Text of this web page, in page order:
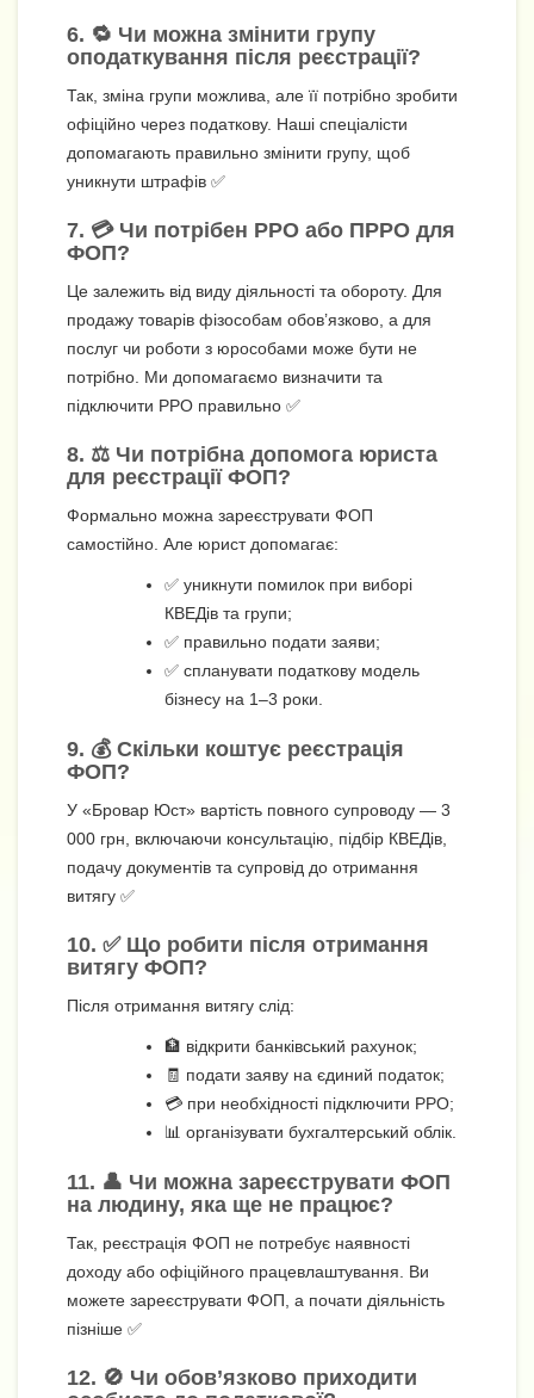
6. 🔁 Чи можна змінити групу
оподаткування після реєстрації?
Так, зміна групи можлива, але її потрібно зробити
офіційно через податкову. Наші спеціалісти
допомагають правильно змінити групу, щоб
уникнути штрафів ✅
7. 💳 Чи потрібен РРО або ПРРО для
ФОП?
Це залежить від виду діяльності та обороту. Для
продажу товарів фізособам обов’язково, а для
послуг чи роботи з юрособами може бути не
потрібно. Ми допомагаємо визначити та
підключити РРО правильно ✅
8. ⚖️ Чи потрібна допомога юриста
для реєстрації ФОП?
Формально можна зареєструвати ФОП
самостійно. Але юрист допомагає:
✅ уникнути помилок при виборі
КВЕДів та групи;
✅ правильно подати заяви;
✅ спланувати податкову модель
бізнесу на 1–3 роки.
9. 💰 Скільки коштує реєстрація
ФОП?
У «Бровар Юст» вартість повного супроводу — 3
000 грн, включаючи консультацію, підбір КВЕДів,
подачу документів та супровід до отримання
витягу ✅
10. ✅ Що робити після отримання
витягу ФОП?
Після отримання витягу слід:
🏦 відкрити банківський рахунок;
🧾 подати заяву на єдиний податок;
💳 при необхідності підключити РРО;
📊 організувати бухгалтерський облік.
11. 👤 Чи можна зареєструвати ФОП
на людину, яка ще не працює?
Так, реєстрація ФОП не потребує наявності
доходу або офіційного працевлаштування. Ви
можете зареєструвати ФОП, а почати діяльність
пізніше ✅
12. 🚫 Чи обов’язково приходити